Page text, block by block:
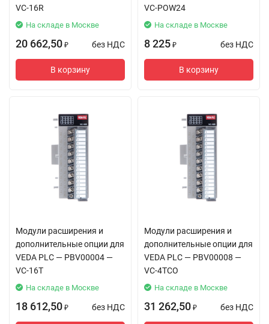
VC-16R
На складе в Москве
20 662,50 ₽ без НДС
В корзину
VC-POW24
На складе в Москве
8 225 ₽ без НДС
В корзину
Модули расширения и
дополнительные опции для
VEDA PLC — PBV00004 —
VC-16T
На складе в Москве
18 612,50 ₽ без НДС
Модули расширения и
дополнительные опции для
VEDA PLC — PBV00008 —
VC-4TCO
На складе в Москве
31 262,50 ₽ без НДС